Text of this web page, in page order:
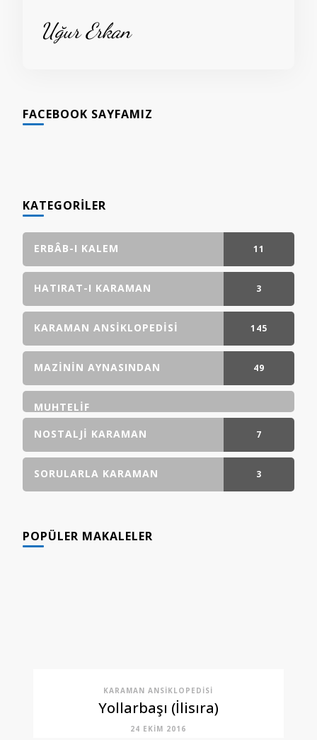
Uğur Erkan
FACEBOOK SAYFAMIZ
KATEGORILER
ERBÂB-I KALEM 11
GÖNDERI(LER)
HATIRAT-I KARAMAN 3
GÖNDERI(LER)
KARAMAN ANSIKLOPEDISI 145
GÖNDERI(LER)
MAZININ AYNASINDAN 49
MUHTELIF
NOSTALJI KARAMAN
7
GÖNDERI(LER)
SORULARLA KARAMAN 3
POPÜLER MAKALELER
KARAMAN ANSIKLOPEDISI
Yollarbaşı (İlisıra)
24 EKIM 2016